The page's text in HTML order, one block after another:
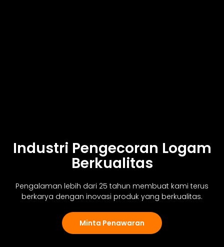
Industri Pengecoran Logam
Berkualitas
Pengalaman lebih dari 25 tahun membuat kami terus
berkarya dengan inovasi produk yang berkualitas.
Minta Penawaran